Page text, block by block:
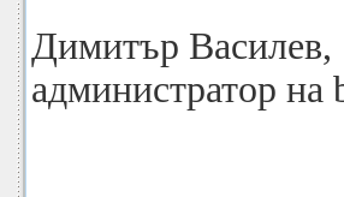
Димитър Василев,
администратор на